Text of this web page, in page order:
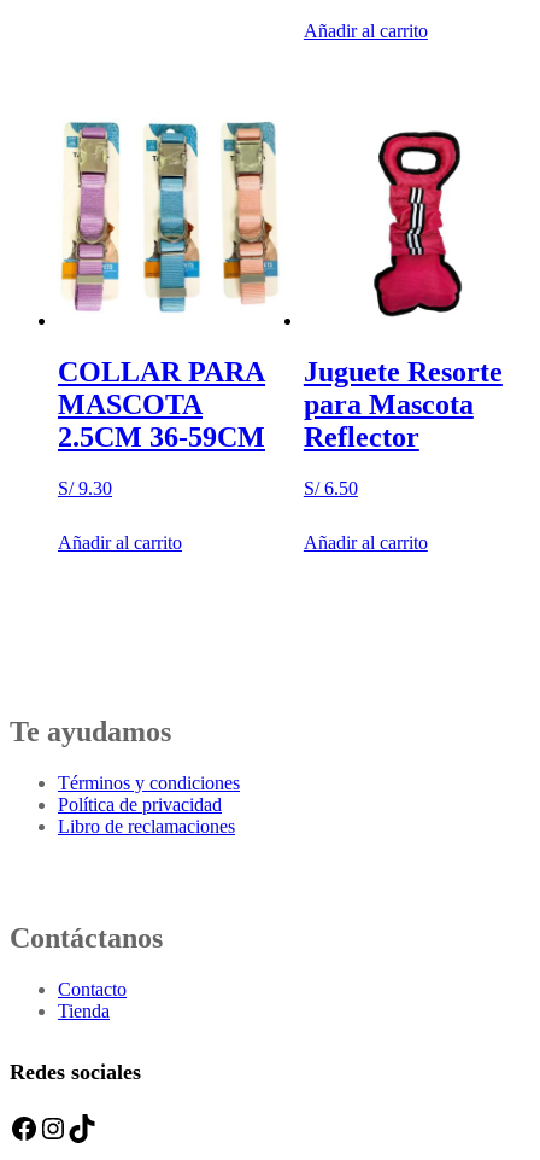
Añadir al carrito
COLLAR PARA
MASCOTA
2.5CM 36-59CM
S/9.30
Añadir al carrito
Juguete Resorte
para Mascota
Reflector
S/6.50
Añadir al carrito
Te ayudamos
Términos y condiciones
Política de privacidad
Libro de reclamaciones
Contáctanos
Contacto
Tienda
Redes sociales
Facebook Instagram TikTok